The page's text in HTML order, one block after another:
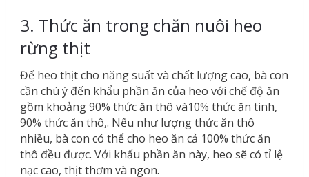
3. Thức ăn trong chăn nuôi heo
rừng thịt
Để heo thịt cho năng suất và chất lượng cao, bà con
cần chú ý đến khẩu phần ăn của heo với chế độ ăn
gồm khoảng 90% thức ăn thô và10% thức ăn tinh,
90% thức ăn thô,. Nếu như lượng thức ăn thô
nhiều, bà con có thể cho heo ăn cả 100% thức ăn
thô đều được. Với khẩu phần ăn này, heo sẽ có tỉ lệ
nạc cao, thịt thơm và ngon.